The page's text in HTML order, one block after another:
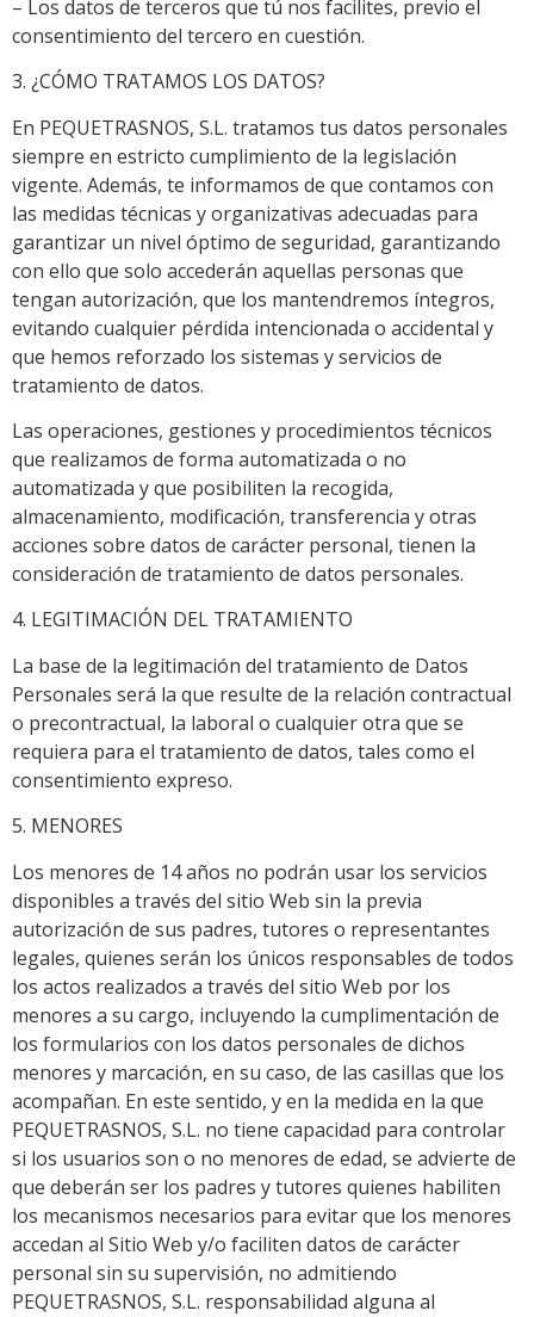
– Los datos de terceros que tú nos facilites, previo el
consentimiento del tercero en cuestión.
3. ¿CÓMO TRATAMOS LOS DATOS?
En PEQUETRASNOS, S.L. tratamos tus datos personales
siempre en estricto cumplimiento de la legislación
vigente. Además, te informamos de que contamos con
las medidas técnicas y organizativas adecuadas para
garantizar un nivel óptimo de seguridad, garantizando
con ello que solo accederán aquellas personas que
tengan autorización, que los mantendremos íntegros,
evitando cualquier pérdida intencionada o accidental y
que hemos reforzado los sistemas y servicios de
tratamiento de datos.
Las operaciones, gestiones y procedimientos técnicos
que realizamos de forma automatizada o no
automatizada y que posibiliten la recogida,
almacenamiento, modificación, transferencia y otras
acciones sobre datos de carácter personal, tienen la
consideración de tratamiento de datos personales.
4. LEGITIMACIÓN DEL TRATAMIENTO
La base de la legitimación del tratamiento de Datos
Personales será la que resulte de la relación contractual
o precontractual, la laboral o cualquier otra que se
requiera para el tratamiento de datos, tales como el
consentimiento expreso.
5. MENORES
Los menores de 14 años no podrán usar los servicios
disponibles a través del sitio Web sin la previa
autorización de sus padres, tutores o representantes
legales, quienes serán los únicos responsables de todos
los actos realizados a través del sitio Web por los
menores a su cargo, incluyendo la cumplimentación de
los formularios con los datos personales de dichos
menores y marcación, en su caso, de las casillas que los
acompañan. En este sentido, y en la medida en la que
PEQUETRASNOS, S.L. no tiene capacidad para controlar
si los usuarios son o no menores de edad, se advierte de
que deberán ser los padres y tutores quienes habiliten
los mecanismos necesarios para evitar que los menores
accedan al Sitio Web y/o faciliten datos de carácter
personal sin su supervisión, no admitiendo
PEQUETRASNOS, S.L. responsabilidad alguna al